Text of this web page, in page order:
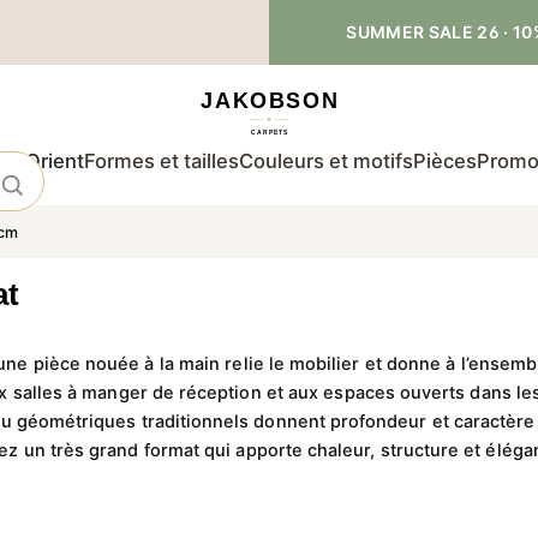
SUMMER SALE 26 ·
d'OrientFormes et taillesCouleurs et motifsPièces
pièce nouée à la main relie le mobilier et donne à
salles à manger de réception et aux espaces ouverts dans
traditionnels donnent profondeur et
un très grand format qui apporte chaleur, structure et